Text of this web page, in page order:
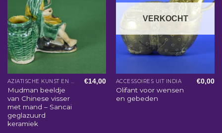
AZIATISCHE KUNST EN WOONACCESSOIRES
Mudman beeldje
van Chinese visser
met mand – Sancai
geglazuurd
keramiek
€14,00
VERKOCHT
ACCESSOIRES UIT INDIA
Olifant voor wensen
en gebeden
€0,00